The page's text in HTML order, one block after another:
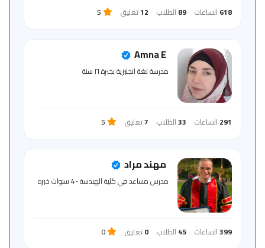
618 الساعات 89 الطلاب 12تعليق 5
Amna E
مدرسة لغة انجليزية بخبرة ١٦ سنة
291 الساعات 33الطلاب 7تعليق 5
مهند مراد
مدرس مساعد في كلية الهندسة -4 سنوات خبره
399الساعات 45 الطلاب 0تعليق 0